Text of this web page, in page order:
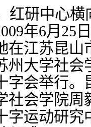
红研中心
年6月25
在江苏昆
州大学社
字会举行
社会学院
字运动研